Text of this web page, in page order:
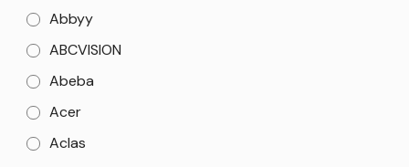
Abbyy
ABCVISION
Abeba
Acer
Aclas